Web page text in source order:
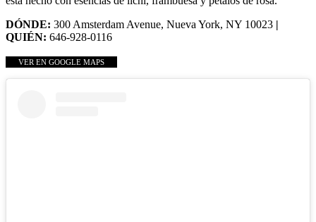
DÓNDE: 300 Amsterdam Avenue, Nueva York, NY 10023 |
QUIÉN: 646-928-0116
VER EN GOOGLE MAPS